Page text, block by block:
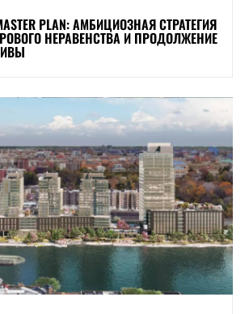
PLAN: АМБИЦИОЗНАЯ СТРАТЕГИЯ
НЕРАВЕНСТВА И ПРОДОЛЖЕНИЕ